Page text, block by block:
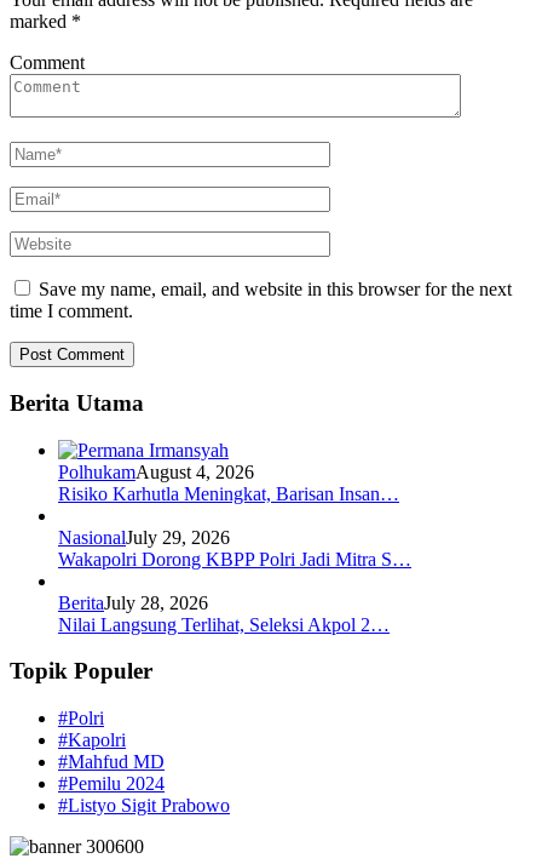
marked *
Comment
Save my name, email, and website in this browser for the next
time I comment.
Berita Utama
PolhukamAugust 4, 2026
Risiko Karhutla Meningkat, Barisan Insan…
NasionalJuly 29, 2026
Wakapolri Dorong KBPP Polri Jadi Mitra S…
BeritaJuly 28, 2026
Nilai Langsung Terlihat, Seleksi Akpol 2…
Topik Populer
#Polri
#Kapolri
#Mahfud MD
#Pemilu 2024
#Listyo Sigit Prabowo